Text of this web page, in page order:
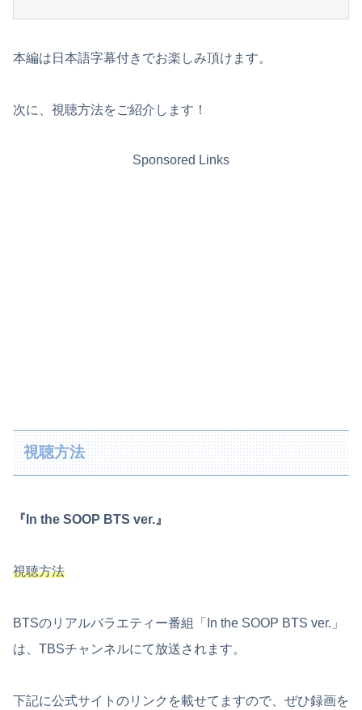
本編は日本語字幕付きでお楽しみ頂けます。
次に、視聴方法をご紹介します！
Sponsored Links
視聴方法
『In the SOOP BTS ver.』
視聴方法
BTSのリアルバラエティー番組「In the SOOP BTS ver.」
は、TBSチャンネルにて放送されます。
下記に公式サイトのリンクを載せてますので、ぜひ録画を